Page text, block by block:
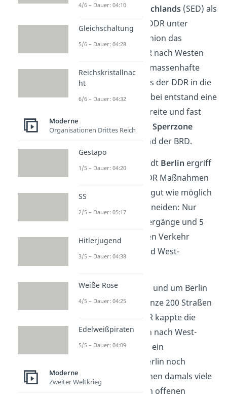
Einheitspartei Deutschlands(SED) als
führende Partei der DDR unter
Aufsicht der Sowjetunion das
Staatsgebiet der DDR nach Westen
hin ab. Sie wollte die massenhafte
Flucht
der Bürger aus der DDR in die
BRD unterbinden. Dabei entstand eine
mehrere Kilometer breite und fast
1400 Kilometer lange Sperrzone
zwischen der DDR und der BRD.
Auch in der Hauptstadt Berlin ergriff
die Regierung der DDR Maßnahmen
und versuchte sie so gut wie möglich
von der BRD abzuschneiden: Nur
noch 6 Eisenbahnübergänge und 5
Straßen waren für den Verkehr
zwischen der BRD und West-
Außerdem wurden in und um Berlin
entlang der DDR-Grenze 200 Straßen
gesperrt und die DDR kappte die
Telefonverbindungen nach West-
Berlin. Trotzdem war ein
in Berlin noch
möglich. Deshalb flohen damals viele
DDR-Bürger über den offenen
4/6 – Dauer: 04:10
Gleichschaltung
5/6 – Dauer: 04:28
Reichskristallnac
ht
6/6 – Dauer: 04:32
Moderne
Organisationen Drittes Reich
Gestapo
1/5 – Dauer: 04:20
SS
2/5 – Dauer: 05:17
Hitlerjugend
3/5 – Dauer: 04:38
Weiße Rose
4/5 – Dauer: 04:25
Edelweißpiraten
5/5 – Dauer: 04:09
Moderne
Zweiter Weltkrieg